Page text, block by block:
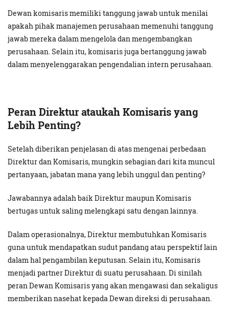
Dewan komisaris memiliki tanggung jawab untuk menilai
apakah pihak manajemen perusahaan memenuhi tanggung
jawab mereka dalam mengelola dan mengembangkan
perusahaan. Selain itu, komisaris juga bertanggung jawab
dalam menyelenggarakan pengendalian intern perusahaan.
Peran Direktur ataukah Komisaris yang
Lebih Penting?
Setelah diberikan penjelasan di atas mengenai perbedaan
Direktur dan Komisaris, mungkin sebagian dari kita muncul
pertanyaan, jabatan mana yang lebih unggul dan penting?
Jawabannya adalah baik Direktur maupun Komisaris
bertugas untuk saling melengkapi satu dengan lainnya.
Dalam operasionalnya, Direktur membutuhkan Komisaris
guna untuk mendapatkan sudut pandang atau perspektif lain
dalam hal pengambilan keputusan. Selain itu, Komisaris
menjadi partner Direktur di suatu perusahaan.Di sinilah
peran Dewan Komisaris yang akan mengawasi dan sekaligus
memberikan nasehat kepada Dewan direksi di perusahaan.